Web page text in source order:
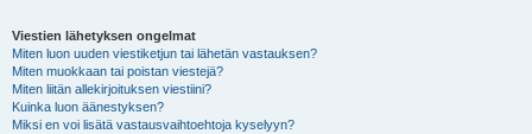
Viestien lähetyksen ongelmat
Miten luon uuden viestiketjun tai lähetän vastauksen?
Miten muokkaan tai poistan viestejä?
Miten liitän allekirjoituksen viestiini?
Kuinka luon äänestyksen?
Miksi en voi lisätä vastausvaihtoehtoja kyselyyn?